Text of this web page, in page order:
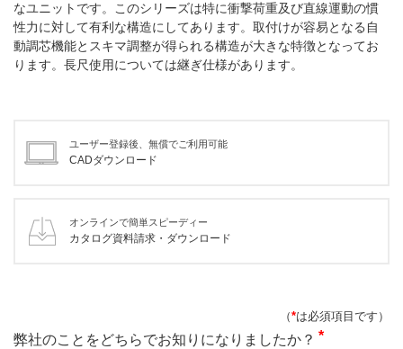
なユニットです。このシリーズは特に衝撃荷重及び直線運動の慣
性力に対して有利な構造にしてあります。取付けが容易となる自
動調芯機能とスキマ調整が得られる構造が大きな特徴となってお
ります。長尺使用については継ぎ仕様があります。
ユーザー登録後、無償でご利用可能
CADダウンロード
オンラインで簡単スピーディー
カタログ資料請求・ダウンロード